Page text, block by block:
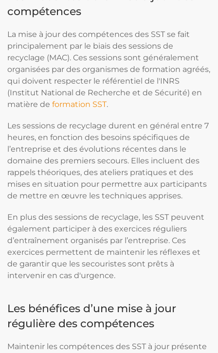
compétences
La mise à jour des compétences des SST se fait
principalement par le biais des sessions de
recyclage (MAC). Ces sessions sont généralement
organisées par des organismes de formation agréés,
qui doivent respecter le référentiel de l'INRS
(Institut National de Recherche et de Sécurité) en
matière de formation SST.
Les sessions de recyclage durent en général entre 7
heures, en fonction des besoins spécifiques de
l’entreprise et des évolutions récentes dans le
domaine des premiers secours. Elles incluent des
rappels théoriques, des ateliers pratiques et des
mises en situation pour permettre aux participants
de mettre en œuvre les techniques apprises.
En plus des sessions de recyclage, les SST peuvent
également participer à des exercices réguliers
d’entraînement organisés par l’entreprise. Ces
exercices permettent de maintenir les réflexes et
de garantir que les secouristes sont prêts à
intervenir en cas d'urgence.
Les bénéfices d’une mise à jour
régulière des compétences
Maintenir les compétences des SST à jour présente